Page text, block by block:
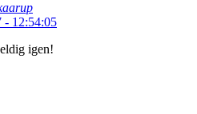
- 12:54:05
igen!